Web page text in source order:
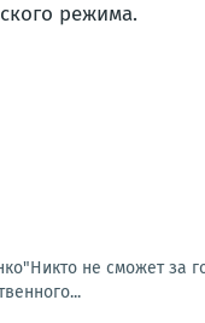
режима.
не сможет за